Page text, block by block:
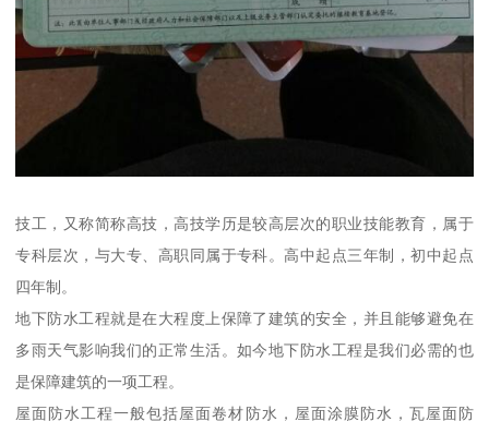
技工，又称简称高技，高技学历是较高层次的职业技能教育，属于
专科层次，与大专、高职同属于专科。高中起点三年制，初中起点
四年制。
地下防水工程就是在大程度上保障了建筑的安全，并且能够避免在
多雨天气影响我们的正常生活。如今地下防水工程是我们必需的也
是保障建筑的一项工程。
屋面防水工程一般包括屋面卷材防水，屋面涂膜防水，瓦屋面防